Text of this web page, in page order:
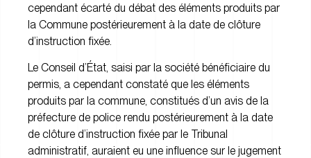
cependant écarté du débat des éléments produits par
la Commune postérieurement à la date de clôture
d’instruction fixée.
Le Conseil d’État, saisi par la société bénéficiaire du
permis, a cependant constaté que les éléments
produits par la commune, constitués d’un avis de la
préfecture de police rendu postérieurement à la date
de clôture d’instruction fixée par le Tribunal
administratif, auraient eu une influence sur le jugement